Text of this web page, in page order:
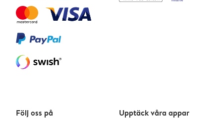
Följ oss på Upptäck våra appar